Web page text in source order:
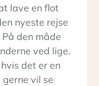
lave en flot
nyeste rejse
den måde
ved lige.
det er en
gerne vil se